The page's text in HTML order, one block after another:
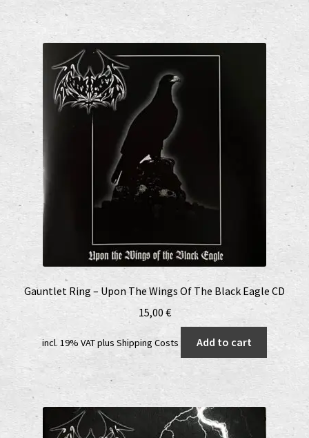
Gauntlet Ring – Upon The Wings Of The Black Eagle CD
15,00€
incl. 19% VATplus Shipping Costs Add to cart